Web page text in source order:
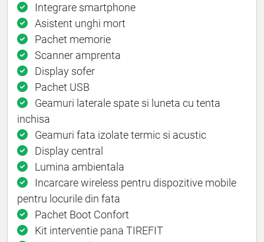
Integrare smartphone
Asistent unghi mort
Pachet memorie
Scanner amprenta
Display sofer
Pachet USB
Geamuri laterale spate si luneta cu tenta
inchisa
Geamuri fata izolate termic si acustic
Display central
Lumina ambientala
Incarcare wireless pentru dispozitive mobile
pentru locurile din fata
Pachet Boot Confort
Kit interventie pana TIREFIT